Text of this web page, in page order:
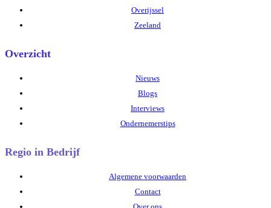
Overijssel
Zeeland
Overzicht
Nieuws
Blogs
Interviews
Ondernemerstips
Regio in Bedrijf
Algemene voorwaarden
Contact